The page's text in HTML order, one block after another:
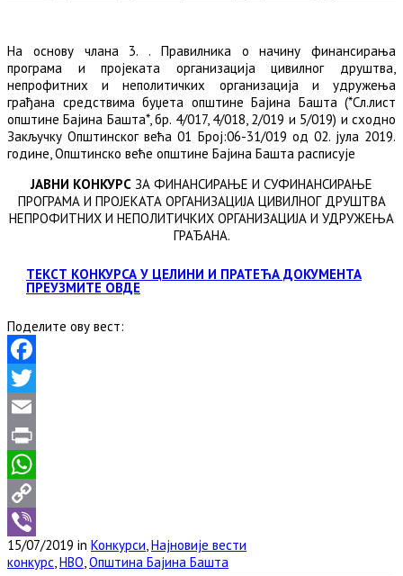
На основу члана 3. . Правилника о начину финансирања
програма и пројеката организација цивилног друштва,
непрофитних и неполитичких организација и удружења
грађана средствима буџета општине Бајина Башта (*Сл.лист
општине Бајина Башта*, бр. 4/017, 4/018, 2/019 и 5/019) и сходно
Закључку Општинског већа 01 Број:06-31/019 од 02. јула 2019.
године, Општинско веће општине Бајина Башта расписује
ЈАВНИ КОНКУРС ЗА ФИНАНСИРАЊЕ И СУФИНАНСИРАЊЕ
ПРОГРАМА И ПРОЈЕКАТА ОРГАНИЗАЦИЈА ЦИВИЛНОГ ДРУШТВА
НЕПРОФИТНИХ И НЕПОЛИТИЧКИХ ОРГАНИЗАЦИЈА И УДРУЖЕЊА
ГРАЂАНА.
ТЕКСТ КОНКУРСА У ЦЕЛИНИ И ПРАТЕЋА ДОКУМЕНТА
ПРЕУЗМИТЕ ОВДЕ
Поделите ову вест:
Facebook
Twitter
Email
Print
WhatsApp
Copy
Link
Viber
15/07/2019 in Конкурси,Најновије вести
конкурс,НВО,Општина Бајина Башта